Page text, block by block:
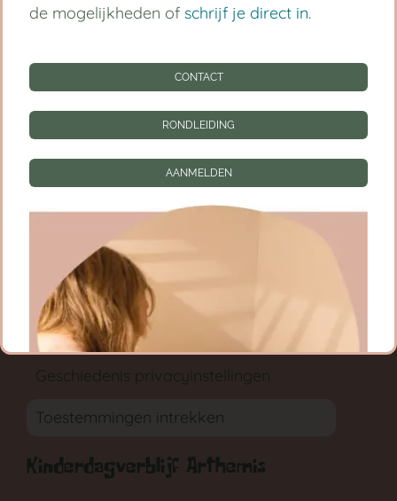
Babygroep
Tarieven
Informatie
Privacy instellingen
Privacyinstellingen wijzigen
Geschiedenis privacyinstellingen
Toestemmingen intrekken
Kinderdagverblijf Arthemis
de mogelijkheden of schrijf je direct in.
CONTACT
RONDLEIDING
AANMELDEN